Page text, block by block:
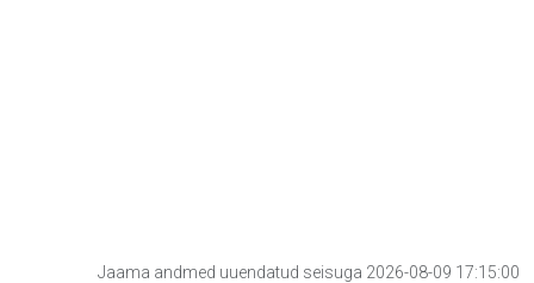
Jaama andmed uuendatud seisuga 2026-08-09 17:15:00